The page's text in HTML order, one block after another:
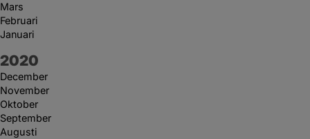
Mars
Februari
Januari
År:
2020
December
November
Oktober
September
Augusti